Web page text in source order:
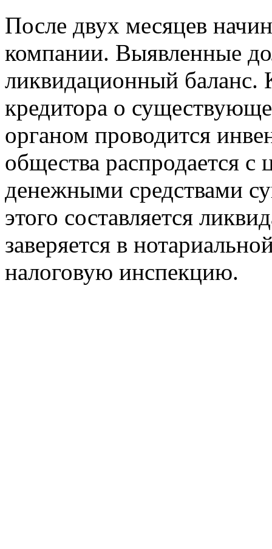
После двух месяцев
компании. Выявленные
ликвидационный баланс.
кредитора о
органом проводится
общества распродается
денежными средствами
этого составляется
заверяется в
налоговую инспекцию.